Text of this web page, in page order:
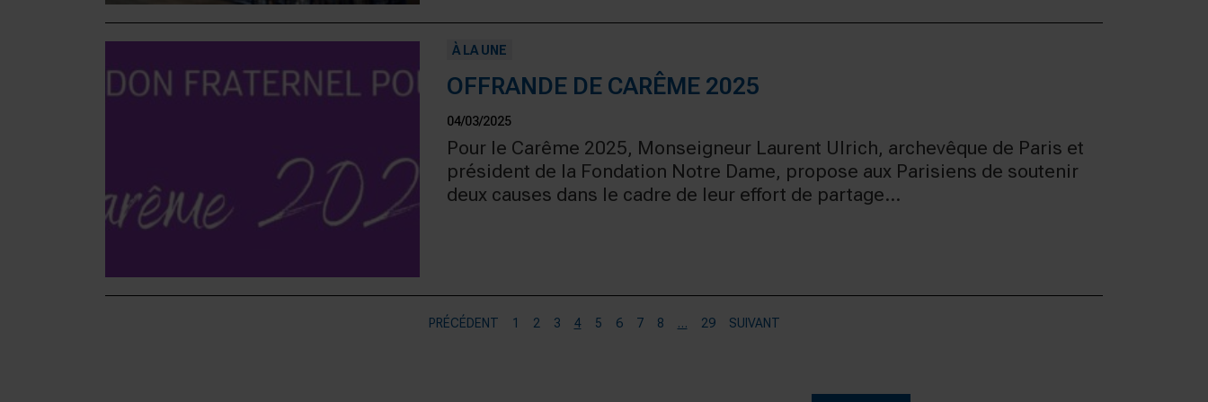
À LA UNE
OFFRANDE DE CARÊME 2025
04/03/2025
Pour le Carême 2025, Monseigneur Laurent Ulrich, archevêque de Paris et
président de la Fondation Notre Dame, propose aux Parisiens de soutenir
deux causes dans le cadre de leur effort de partage...
PRÉCÉDENT 1 2 3 4 5 6 7 8 … 29 SUIVANT